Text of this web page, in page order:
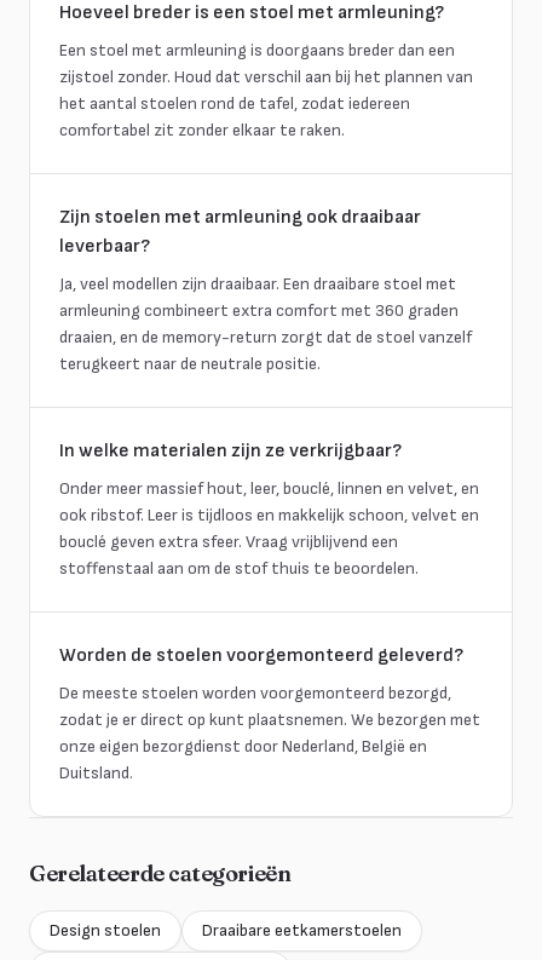
Hoeveel breder is een stoel met armleuning?
Een stoel met armleuning is doorgaans breder dan een
zijstoel zonder. Houd dat verschil aan bij het plannen van
het aantal stoelen rond de tafel, zodat iedereen
comfortabel zit zonder elkaar te raken.
Zijn stoelen met armleuning ook draaibaar
leverbaar?
Ja, veel modellen zijn draaibaar. Een draaibare stoel met
armleuning combineert extra comfort met 360 graden
draaien, en de memory-return zorgt dat de stoel vanzelf
terugkeert naar de neutrale positie.
In welke materialen zijn ze verkrijgbaar?
Onder meer massief hout, leer, bouclé, linnen en velvet, en
ook ribstof. Leer is tijdloos en makkelijk schoon, velvet en
bouclé geven extra sfeer. Vraag vrijblijvend een
stoffenstaal aan om de stof thuis te beoordelen.
Worden de stoelen voorgemonteerd geleverd?
De meeste stoelen worden voorgemonteerd bezorgd,
zodat je er direct op kunt plaatsnemen. We bezorgen met
onze eigen bezorgdienst door Nederland, België en
Duitsland.
Gerelateerde categorieën
Design stoelen
Draaibare eetkamerstoelen